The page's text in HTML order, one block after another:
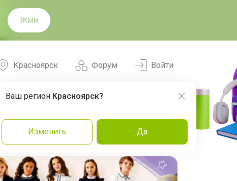
Жми
Форум
Красноярск
Ваш регион Красноярск?
Изменить Да
Войти
Команда Эксперты